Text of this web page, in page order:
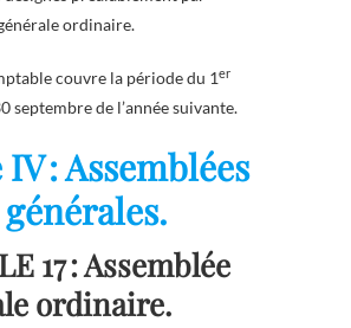
ordinaire.
couvre la période du 1er
septembre de l’année suivante.
: Assemblées
générales.
17 : Assemblée
ordinaire.